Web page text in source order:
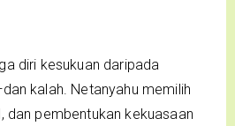
diri kesukuan daripada
kalah. Netanyahu memilih
dan pembentukan kekuasaan